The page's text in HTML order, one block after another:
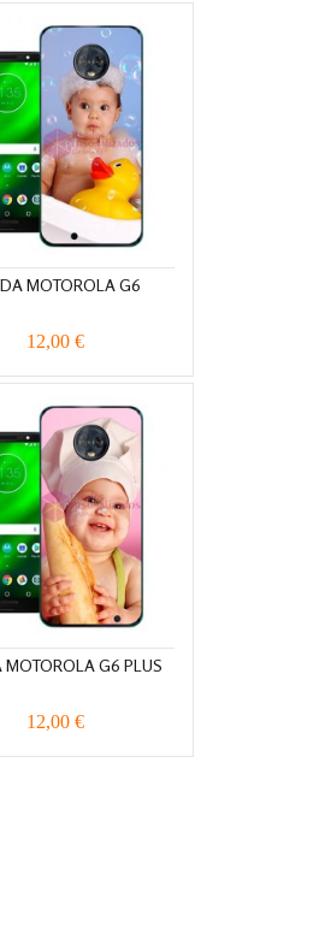
MOTOROLA G6
12,00 €
MOTOROLA G6 PLUS
12,00 €